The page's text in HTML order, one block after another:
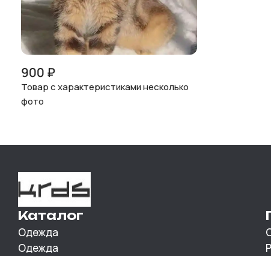
900 ₽
Товар с характеристиками несколько
фото
Каталог
Одежда
Одежда